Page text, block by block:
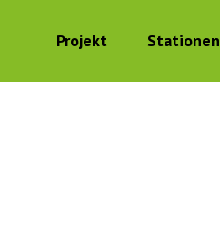
Projekt Stationen